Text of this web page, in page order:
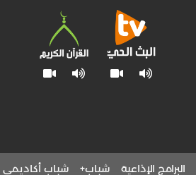
البرامج الإذاعية شباب+ شباب أكاديمي